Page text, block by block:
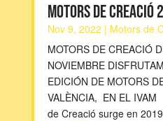
MOTORS DE
Nov 9, 2022 | Motors de
MOTORS DE CREACIÓ
NOVIEMBRE
EDICIÓN DE MOTORS
VALÈNCIA, EN EL
de Creació surge en